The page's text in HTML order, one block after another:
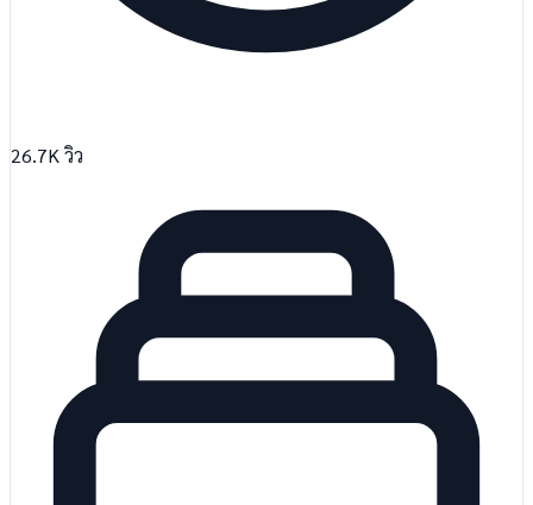
26.7K วิว